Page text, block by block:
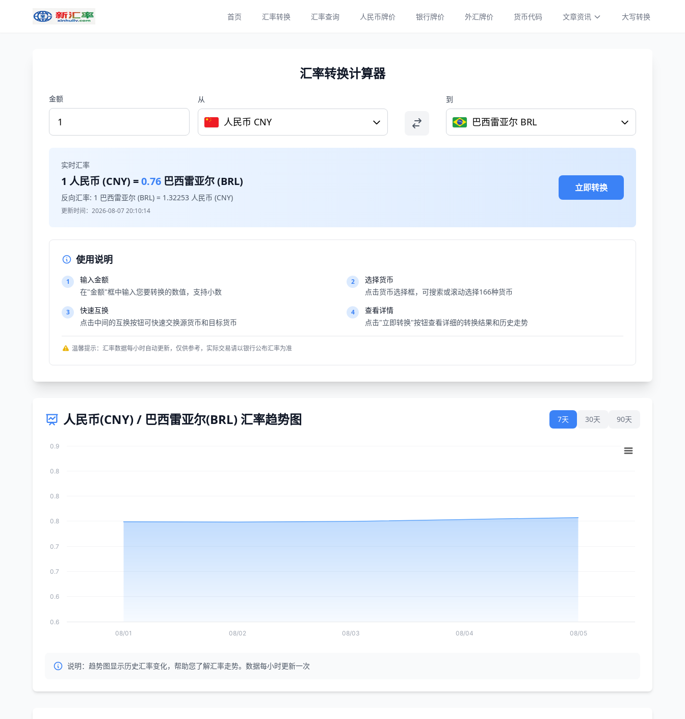
首页 汇率转换 汇率查询 人民币牌价 银行牌价 外汇牌价 货币代码 文章资讯 大写转换
汇率转换计算器
金额 从
人民币 CNY
到
巴西雷亚尔 BRL
实时汇率
1 人民币 (CNY) =0.76 巴西雷亚尔 (BRL)
反向汇率: 1 巴西雷亚尔 (BRL) = 1.32253 人民币 (CNY)
更新时间：2026-08-07 20:10:14
立即转换
使用说明
1
输入金额
在"金额"框中输入您要转换的数值，支持小数
2
选择货币
点击货币选择框，可搜索或滚动选择166种货币
3
快速互换
点击中间的互换按钮可快速交换源货币和目标货币
4
查看详情
点击"立即转换"按钮查看详细的转换结果和历史走势
温馨提示：汇率数据每小时自动更新，仅供参考，实际交易请以银行公布汇率为准
人民币(CNY) / 巴西雷亚尔(BRL) 汇率趋势图 7天 30天 90天
08/01 08/02 08/03 08/04 08/05
0.6
0.6
0.7
0.7
0.8
0.8
0.8
0.9
说明：趋势图显示历史汇率变化，帮助您了解汇率走势。数据每小时更新一次